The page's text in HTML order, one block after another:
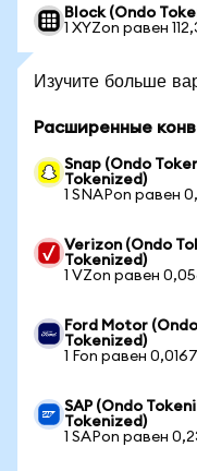
Block (Ondo
1 XYZon равен
Изучите больше
Расширенные
Snap (Ondo
Tokenized)
1 SNAPon равен
Verizon (Ondo
Tokenized)
1 VZon равен
Ford Motor
Tokenized)
1 Fon равен
SAP (Ondo
Tokenized)
1 SAPon равен